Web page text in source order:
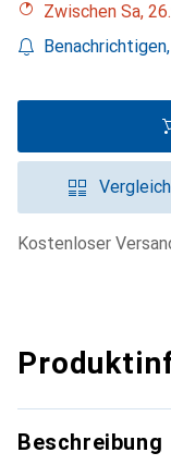
Zwischen Sa,
kostenloser
Beschreibung